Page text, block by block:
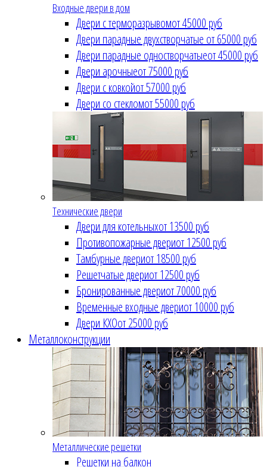
Входные двери в дом
Двери с терморазрывомот 45000 руб
Двери парадные двухстворчатые от 65000 руб
Двери парадные одностворчатыеот 45000 руб
Двери арочныеот 75000 руб
Двери с ковкойот 57000 руб
Двери со стекломот 55000 руб
Технические двери
Двери для котельныхот 13500 руб
Противопожарные двериот 12500 руб
Тамбурные двериот 18500 руб
Решетчатые двериот 12500 руб
Бронированные двериот 70000 руб
Временные входные двериот 10000 руб
Двери КХОот 25000 руб
Металлоконструкции
Металлические решетки
Решетки на балкон